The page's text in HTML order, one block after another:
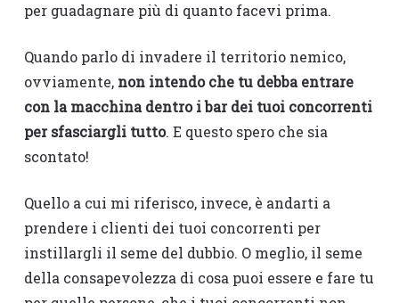
per guadagnare più di quanto facevi prima.
Quando parlo di invadere il territorio nemico,
ovviamente, non intendo che tu debba entrare
con la macchina dentro i bar dei tuoi concorrenti
per sfasciargli tutto. E questo spero che sia
scontato!
Quello a cui mi riferisco, invece, è andarti a
prendere i clienti dei tuoi concorrenti per
instillargli il seme del dubbio. O meglio, il seme
della consapevolezza di cosa puoi essere e fare tu